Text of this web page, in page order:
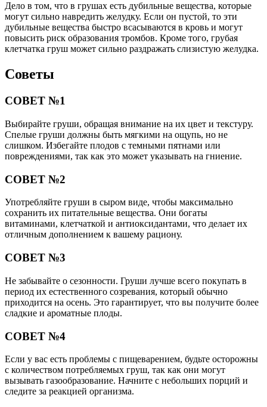
Дело в том, что в грушах есть дубильные вещества, которые
могут сильно навредить желудку. Если он пустой, то эти
дубильные вещества быстро всасываются в кровь и могут
повысить риск образования тромбов. Кроме того, грубая
клетчатка груш может сильно раздражать слизистую желудка.
Советы
СОВЕТ №1
Выбирайте груши, обращая внимание на их цвет и текстуру.
Спелые груши должны быть мягкими на ощупь, но не
слишком. Избегайте плодов с темными пятнами или
повреждениями, так как это может указывать на гниение.
СОВЕТ №2
Употребляйте груши в сыром виде, чтобы максимально
сохранить их питательные вещества. Они богаты
витаминами, клетчаткой и антиоксидантами, что делает их
отличным дополнением к вашему рациону.
СОВЕТ №3
Не забывайте о сезонности. Груши лучше всего покупать в
период их естественного созревания, который обычно
приходится на осень. Это гарантирует, что вы получите более
сладкие и ароматные плоды.
СОВЕТ №4
Если у вас есть проблемы с пищеварением, будьте осторожны
с количеством потребляемых груш, так как они могут
вызывать газообразование. Начните с небольших порций и
следите за реакцией организма.